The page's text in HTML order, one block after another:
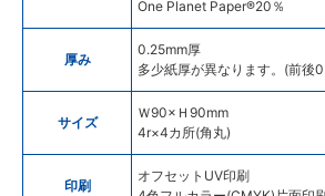
One Planet Paper®20％
厚み
0.25mm厚
多少紙厚が異なります。(前後
サイズ
Ｗ90×Ｈ90mm
4r×4カ所(角丸)
印刷
オフセットUV印刷